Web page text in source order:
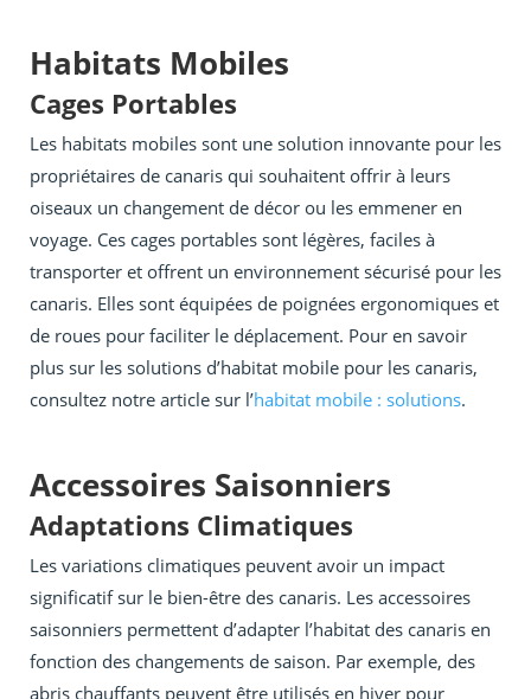
Habitats Mobiles
Cages Portables
Les habitats mobiles sont une solution innovante pour les
propriétaires de canaris qui souhaitent offrir à leurs
oiseaux un changement de décor ou les emmener en
voyage. Ces cages portables sont légères, faciles à
transporter et offrent un environnement sécurisé pour les
canaris. Elles sont équipées de poignées ergonomiques et
de roues pour faciliter le déplacement. Pour en savoir
plus sur les solutions d’habitat mobile pour les canaris,
consultez notre article sur l’habitat mobile : solutions.
Accessoires Saisonniers
Adaptations Climatiques
Les variations climatiques peuvent avoir un impact
significatif sur le bien-être des canaris. Les accessoires
saisonniers permettent d’adapter l’habitat des canaris en
fonction des changements de saison. Par exemple, des
abris chauffants peuvent être utilisés en hiver pour